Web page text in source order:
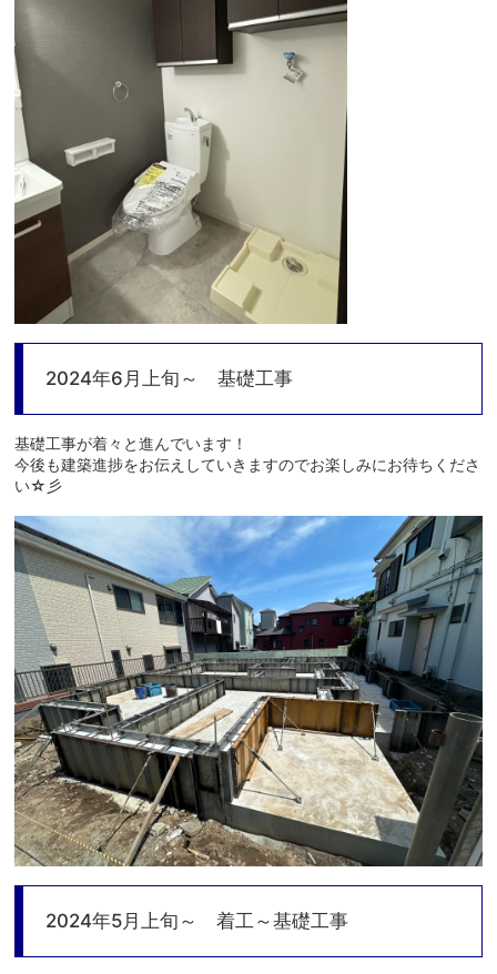
2024年6月上旬～ 基礎工事
基礎工事が着々と進んでいます！
今後も建築進捗をお伝えしていきますのでお楽しみにお待ちくださ
い☆彡
2024年5月上旬～ 着工～基礎工事